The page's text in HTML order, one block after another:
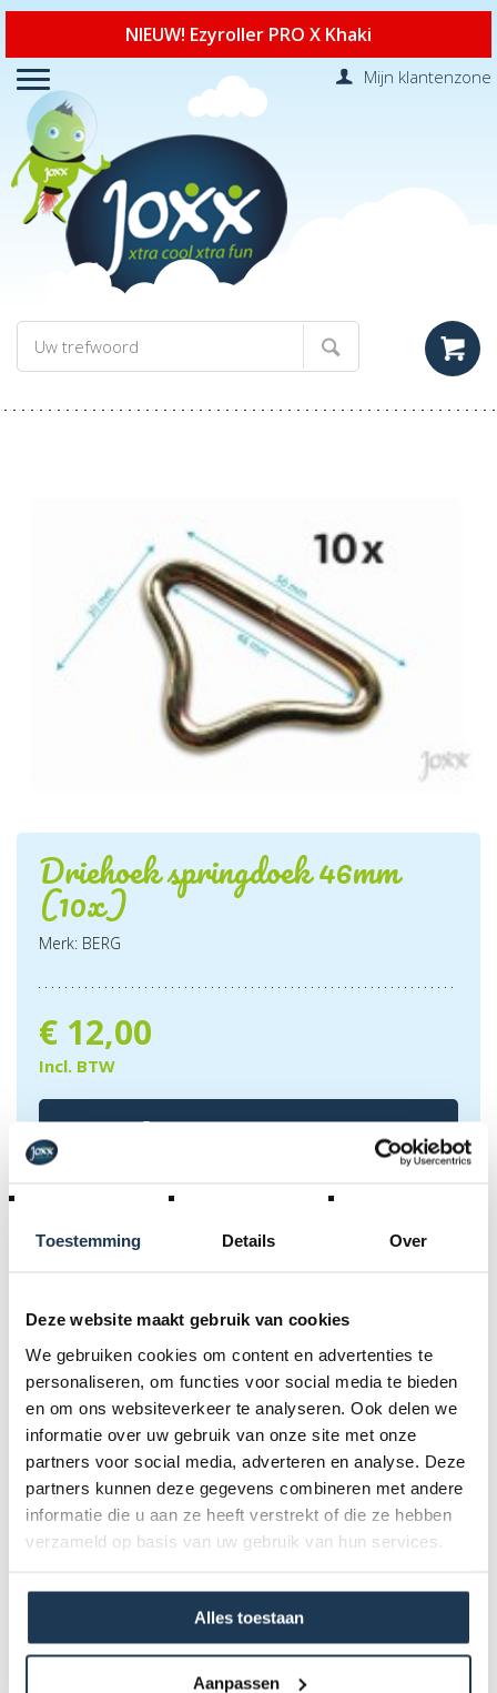
Toestemming Details Over
Deze website maakt gebruik van cookies
We gebruiken cookies om content en advertenties te
personaliseren, om functies voor social media te bieden
en om ons websiteverkeer te analyseren. Ook delen we
informatie over uw gebruik van onze site met onze
partners voor social media, adverteren en analyse. Deze
partners kunnen deze gegevens combineren met andere
informatie die u aan ze heeft verstrekt of die ze hebben
verzameld op basis van uw gebruik van hun services.
Alles toestaan
Aanpassen
NIEUW! Ezyroller PRO X Khaki
Mijn klantenzone
Driehoek springdoek 46mm
(10x)
Merk: BERG
€ 12,00
Incl. BTW
Dit product behoort tot de
volgende categorie(ën)